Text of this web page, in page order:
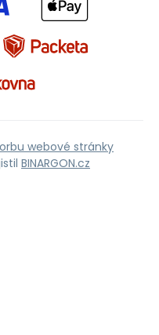
webové stránky
BINARGON.cz